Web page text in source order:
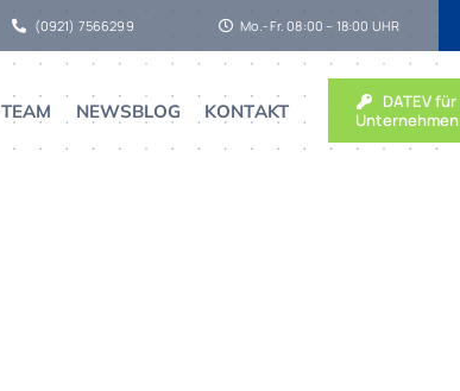
(0921) 7566299 Mo.-Fr. 08:00 – 18:00 UHR
TEAM NEWSBLOG KONTAKT
DATEV für
Unternehmen